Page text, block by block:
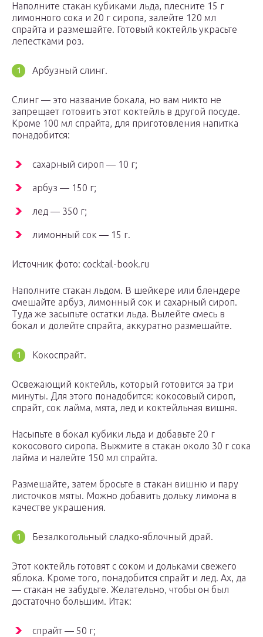
Наполните стакан кубиками льда, плесните 15 г
лимонного сока и 20 г сиропа, залейте 120 мл
спрайта и размешайте. Готовый коктейль украсьте
лепестками роз.
Арбузный слинг.
Слинг — это название бокала, но вам никто не
запрещает готовить этот коктейль в другой посуде.
Кроме 100 мл спрайта, для приготовления напитка
понадобится:
сахарный сироп — 10 г;
арбуз — 150 г;
лед — 350 г;
лимонный сок — 15 г.
Источник фото: cocktail-book.ru
Наполните стакан льдом. В шейкере или блендере
смешайте арбуз, лимонный сок и сахарный сироп.
Туда же засыпьте остатки льда. Вылейте смесь в
бокал и долейте спрайта, аккуратно размешайте.
Кокоспрайт.
Освежающий коктейль, который готовится за три
минуты. Для этого понадобится: кокосовый сироп,
спрайт, сок лайма, мята, лед и коктейльная вишня.
Насыпьте в бокал кубики льда и добавьте 20 г
кокосового сиропа. Выжмите в стакан около 30 г сока
лайма и налейте 150 мл спрайта.
Размешайте, затем бросьте в стакан вишню и пару
листочков мяты. Можно добавить дольку лимона в
качестве украшения.
Безалкогольный сладко-яблочный драй.
Этот коктейль готовят с соком и дольками свежего
яблока. Кроме того, понадобится спрайт и лед. Ах, да
— стакан не забудьте. Желательно, чтобы он был
достаточно большим. Итак:
спрайт — 50 г;